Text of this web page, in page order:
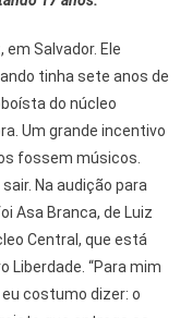
Salvador. Ele
tinha sete anos de
do núcleo
Um grande incentivo
fossem músicos.
Na audição para
Asa Branca, de Luiz
Central, que está
Liberdade. “Para mim
costumo dizer: o